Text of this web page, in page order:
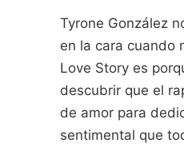
Tyrone González
en la cara cuando
Love Story es
descubrir que el
de amor para
sentimental que